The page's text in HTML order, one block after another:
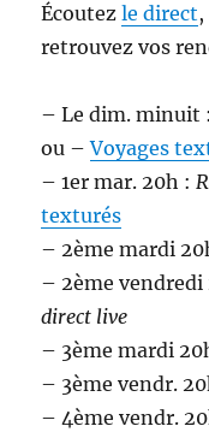
Écoutezle direct,
retrouvez vos
– Le dim.
ou –Voyages
– 1er mar. 20h :
texturés
– 2ème mardi
– 2ème
direct live
– 3ème mardi
– 3ème vendr.
– 4ème vendr.